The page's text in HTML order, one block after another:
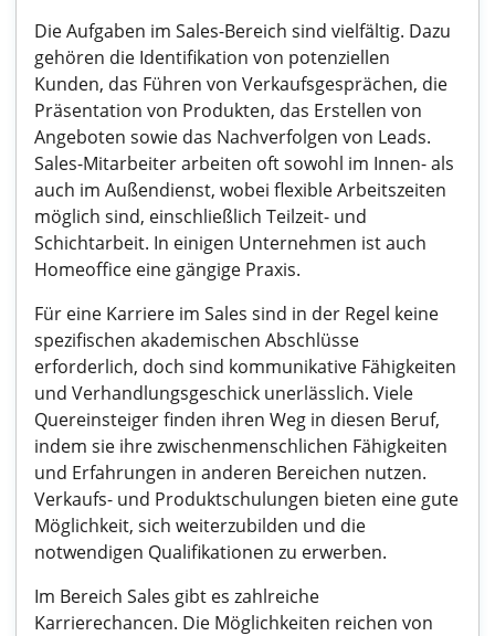
Die Aufgaben im Sales-Bereich sind vielfältig. Dazu
gehören die Identifikation von potenziellen
Kunden, das Führen von Verkaufsgesprächen, die
Präsentation von Produkten, das Erstellen von
Angeboten sowie das Nachverfolgen von Leads.
Sales-Mitarbeiter arbeiten oft sowohl im Innen- als
auch im Außendienst, wobei flexible Arbeitszeiten
möglich sind, einschließlich Teilzeit- und
Schichtarbeit. In einigen Unternehmen ist auch
Homeoffice eine gängige Praxis.
Für eine Karriere im Sales sind in der Regel keine
spezifischen akademischen Abschlüsse
erforderlich, doch sind kommunikative Fähigkeiten
und Verhandlungsgeschick unerlässlich. Viele
Quereinsteiger finden ihren Weg in diesen Beruf,
indem sie ihre zwischenmenschlichen Fähigkeiten
und Erfahrungen in anderen Bereichen nutzen.
Verkaufs- und Produktschulungen bieten eine gute
Möglichkeit, sich weiterzubilden und die
notwendigen Qualifikationen zu erwerben.
Im Bereich Sales gibt es zahlreiche
Karrierechancen. Die Möglichkeiten reichen von